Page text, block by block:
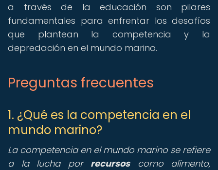
a través de la educación son pilares
fundamentales para enfrentar los desafíos
que plantean la competencia y la
depredación en el mundo marino.
Preguntas frecuentes
1. ¿Qué es la competencia en el
mundo marino?
La competencia en el mundo marino se refiere
a la lucha por recursoscomo alimento,